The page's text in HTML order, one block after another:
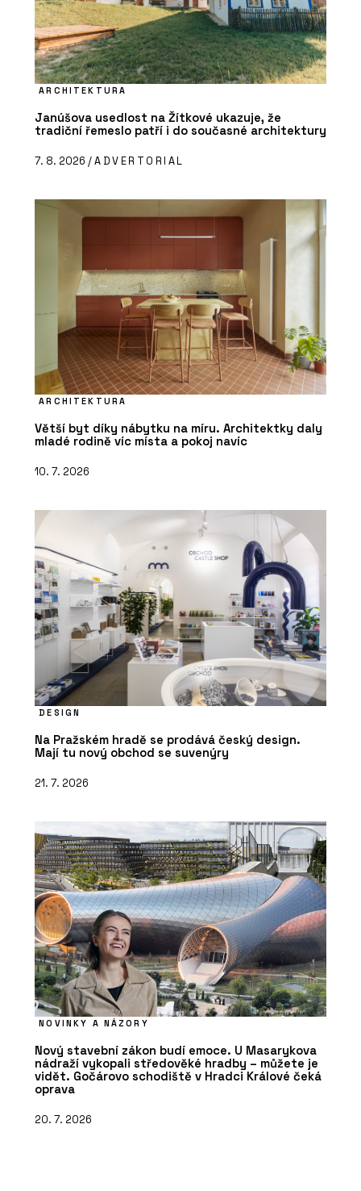
ARCHITEKTURA
Janúšova usedlost na Žítkové ukazuje, že
tradiční řemeslo patří i do současné architektury
7. 8. 2026 /ADVERTORIAL
ARCHITEKTURA
Větší byt díky nábytku na míru. Architektky daly
mladé rodině víc místa a pokoj navíc
10. 7. 2026
DESIGN
Na Pražském hradě se prodává český design.
Mají tu nový obchod se suvenýry
21. 7. 2026
NOVINKY A NÁZORY
Nový stavební zákon budí emoce. U Masarykova
nádraží vykopali středověké hradby – můžete je
vidět. Gočárovo schodiště v Hradci Králové čeká
oprava
20. 7. 2026